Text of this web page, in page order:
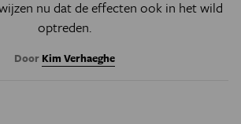
nu dat de effecten ook in het wild
optreden.
Door Kim Verhaeghe